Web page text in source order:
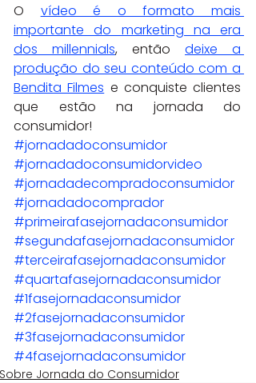
O vídeo é o formato mais
importante do marketing na era
dos millennials, então deixe a
produção do seu conteúdo com a
Bendita Filmes e conquiste clientes
que estão na jornada do
consumidor!
#jornadadoconsumidor
#jornadadoconsumidorvideo
#jornadadecompradoconsumidor
#jornadadocomprador
#primeirafasejornadaconsumidor
#segundafasejornadaconsumidor
#terceirafasejornadaconsumidor
#quartafasejornadaconsumidor
#1fasejornadaconsumidor
#2fasejornadaconsumidor
#3fasejornadaconsumidor
#4fasejornadaconsumidor
Sobre Jornada do Consumidor